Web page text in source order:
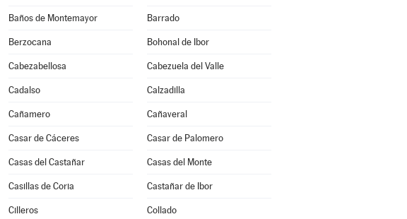
Baños de Montemayor Barrado
Berzocana Bohonal de Ibor
Cabezabellosa Cabezuela del Valle
Cadalso Calzadilla
Cañamero Cañaveral
Casar de Cáceres Casar de Palomero
Casas del Castañar Casas del Monte
Casillas de Coria Castañar de Ibor
Cilleros Collado